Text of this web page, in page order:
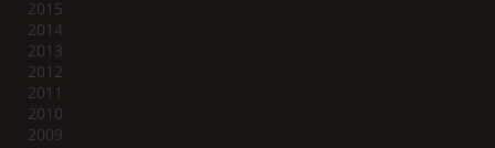
2015
2014
2013
2012
2011
2010
2009